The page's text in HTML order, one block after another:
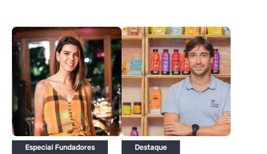
Especial Fundadores Destaque